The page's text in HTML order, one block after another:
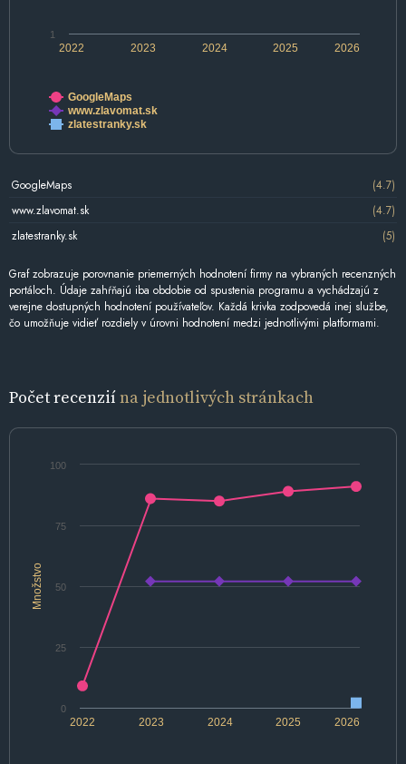
2022 2024 2026
2023 2025
1
GoogleMaps
www.zlavomat.sk
zlatestranky.sk
GoogleMaps
(4.7)
www.zlavomat.sk
(4.7)
zlatestranky.sk
(5)
Graf zobrazuje porovnanie priemerných hodnotení firmy na vybraných recenzných
portáloch. Údaje zahŕňajú iba obdobie od spustenia programu a vychádzajú z
verejne dostupných hodnotení používateľov. Každá krivka zodpovedá inej službe,
čo umožňuje vidieť rozdiely v úrovni hodnotení medzi jednotlivými platformami.
Počet recenziína jednotlivých stránkach
Množstvo
2022 2024 2026
2023 2025
0
100
25
50
75